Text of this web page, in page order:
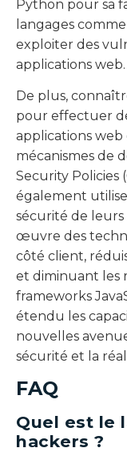
Python pour sa
langages
exploiter des
applications web.
De plus,
pour effectuer
applications
mécanismes de
Security Policies
également
sécurité de
œuvre des
côté client,
et diminuant les
frameworks
étendu les
nouvelles
sécurité et la
FAQ
Quel est le
hackers ?